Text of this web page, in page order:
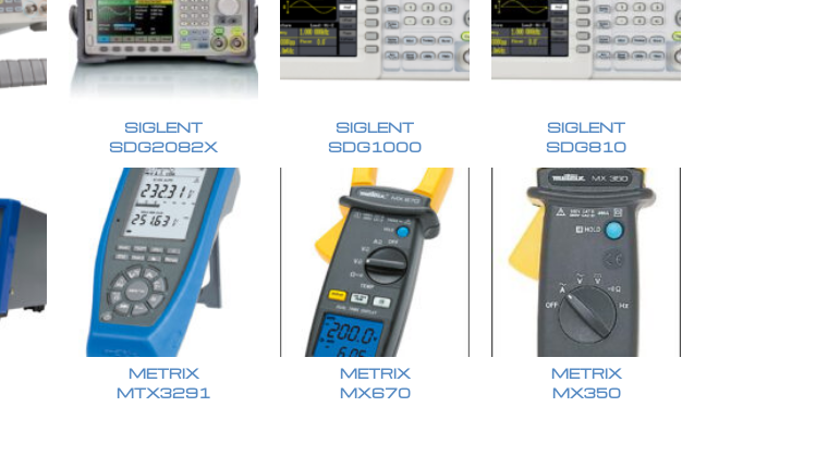
SIGLENT
SDG2082X
SIGLENT
SDG1000
SIGLENT
SDG810
METRIX
MTX3291
METRIX
MX670
METRIX
MX350